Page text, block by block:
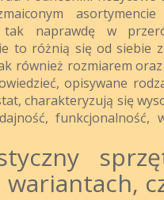
naprawdę w
to różnią się od siebie
również rozmiarem
opisywane
charakteryzują się
funkcjonalność,
wariantach,